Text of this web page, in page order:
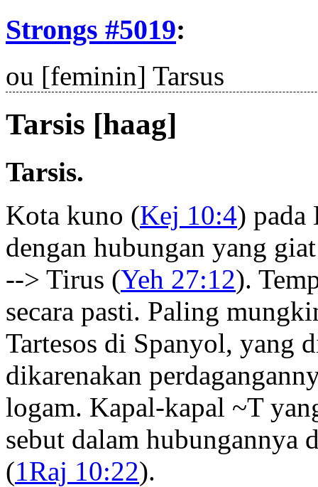
Strongs #5019:
ou [feminin] Tarsus
Tarsis [haag]
Tarsis.
Kota kuno (Kej 10:4) pada
dengan hubungan yang
--> Tirus (Yeh 27:12).
secara pasti. Paling
Tartesos di Spanyol, yang
dikarenakan
logam. Kapal-kapal ~T
sebut dalam hubungannya
(1Raj 10:22).